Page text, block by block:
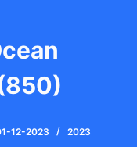
12-2023 2023